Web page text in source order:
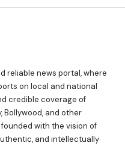
reliable news portal, where
on local and national
credible coverage of
Bollywood, and other
with the vision of
and intellectually